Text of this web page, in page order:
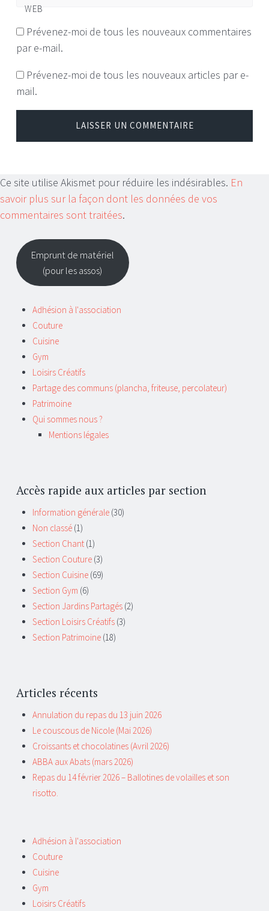
WEB
Prévenez-moi de tous les nouveaux commentaires
par e-mail.
Prévenez-moi de tous les nouveaux articles par e-
mail.
Ce site utilise Akismet pour réduire les indésirables. En
savoir plus sur la façon dont les données de vos
commentaires sont traitées.
Emprunt de matériel
(pour les assos)
Adhésion à l'association
Couture
Cuisine
Gym
Loisirs Créatifs
Partage des communs (plancha, friteuse, percolateur)
Patrimoine
Qui sommes nous ?
Mentions légales
Accès rapide aux articles par section
Information générale (30)
Non classé (1)
Section Chant (1)
Section Couture (3)
Section Cuisine (69)
Section Gym (6)
Section Jardins Partagés (2)
Section Loisirs Créatifs (3)
Section Patrimoine (18)
Articles récents
Annulation du repas du 13 juin 2026
Le couscous de Nicole (Mai 2026)
Croissants et chocolatines (Avril 2026)
ABBA aux Abats (mars 2026)
Repas du 14 février 2026 – Ballotines de volailles et son
risotto.
Adhésion à l'association
Couture
Cuisine
Gym
Loisirs Créatifs